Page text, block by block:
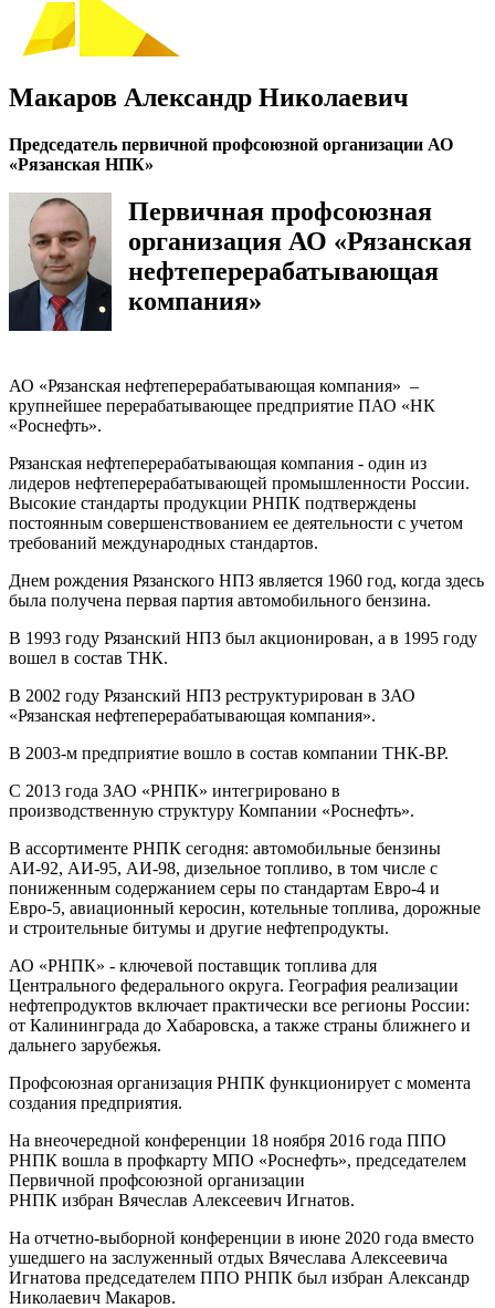
Макаров Александр Николаевич
Председатель первичной профсоюзной организации АО
«Рязанская НПК»
Первичная профсоюзная
организация АО «Рязанская
нефтеперерабатывающая
компания»
АО «Рязанская нефтеперерабатывающая компания» –
крупнейшее перерабатывающее предприятие ПАО «НК
«Роснефть».
Рязанская нефтеперерабатывающая компания - один из
лидеров нефтеперерабатывающей промышленности России.
Высокие стандарты продукции РНПК подтверждены
постоянным совершенствованием ее деятельности с учетом
требований международных стандартов.
Днем рождения Рязанского НПЗ является 1960 год, когда здесь
была получена первая партия автомобильного бензина.
В 1993 году Рязанский НПЗ был акционирован, а в 1995 году
вошел в состав ТНК.
В 2002 году Рязанский НПЗ реструктурирован в ЗАО
«Рязанская нефтеперерабатывающая компания».
В 2003-м предприятие вошло в состав компании ТНК-ВР.
С 2013 года ЗАО «РНПК» интегрировано в
производственную структуру Компании «Роснефть».
В ассортименте РНПК сегодня: автомобильные бензины
АИ-92, АИ-95, АИ-98, дизельное топливо, в том числе с
пониженным содержанием серы по стандартам Евро-4 и
Евро-5, авиационный керосин, котельные топлива, дорожные
и строительные битумы и другие нефтепродукты.
АО «РНПК» - ключевой поставщик топлива для
Центрального федерального округа. География реализации
нефтепродуктов включает практически все регионы России:
от Калининграда до Хабаровска, а также страны ближнего и
дальнего зарубежья.
Профсоюзная организация РНПК функционирует с момента
создания предприятия.
На внеочередной конференции 18 ноября 2016 года ППО
РНПК вошла в профкарту МПО «Роснефть», председателем
Первичной профсоюзной организации
РНПК избран Вячеслав Алексеевич Игнатов.
На отчетно-выборной конференции в июне 2020 года вместо
ушедшего на заслуженный отдых Вячеслава Алексеевича
Игнатова председателем ППО РНПК был избран Александр
Николаевич Макаров.